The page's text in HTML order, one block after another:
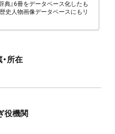
典』6冊をデータベース化したも
史人物画像データベースにもリ
所在
役機関